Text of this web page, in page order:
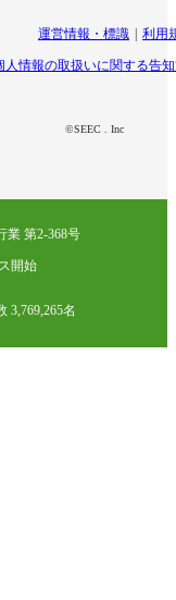
運営情報・標識 利用
人情報の取扱いに関する告
©SEEC . Inc
業 第2-368号
開始
3,769,265名